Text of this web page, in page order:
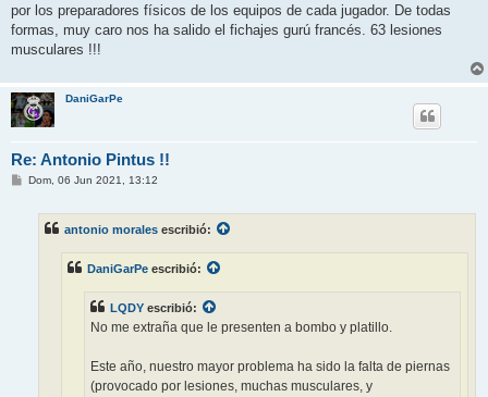
por los preparadores físicos de los equipos de cada jugador. De todas
formas, muy caro nos ha salido el fichajes gurú francés. 63 lesiones
musculares !!!
DaniGarPe
Re: Antonio Pintus !!
MDom, 06 Jun 2021, 13:12
antonio morales escribió:
DaniGarPe escribió:
LQDY escribió:
No me extraña que le presenten a bombo y platillo.
Este año, nuestro mayor problema ha sido la falta de piernas
(provocado por lesiones, muchas musculares, y